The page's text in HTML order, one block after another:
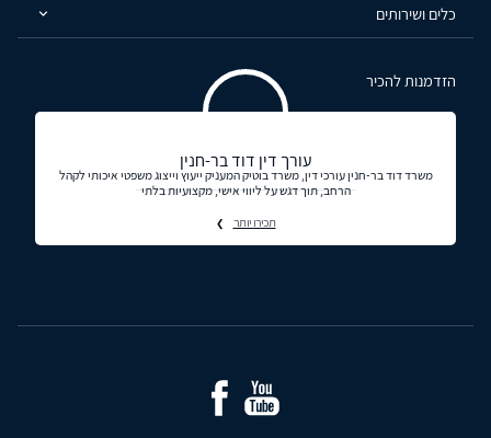
כלים ושירותים
הזדמנות להכיר
עורך דין דוד בר-חנין
משרד דוד בר-חנין עורכי דין, משרד בוטיק המעניק ייעוץ וייצוג משפטי איכותי לקהל
הרחב, תוך דגש על ליווי אישי, מקצועיות בלתי
תכירו יותר